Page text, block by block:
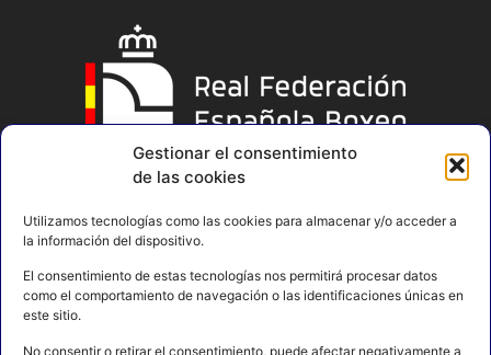
Gestionar el consentimiento
de las cookies
Utilizamos tecnologías como las cookies para almacenar y/o acceder a
la información del dispositivo.
El consentimiento de estas tecnologías nos permitirá procesar datos
como el comportamiento de navegación o las identificaciones únicas en
este sitio.
No consentir o retirar el consentimiento, puede afectar negativamente a